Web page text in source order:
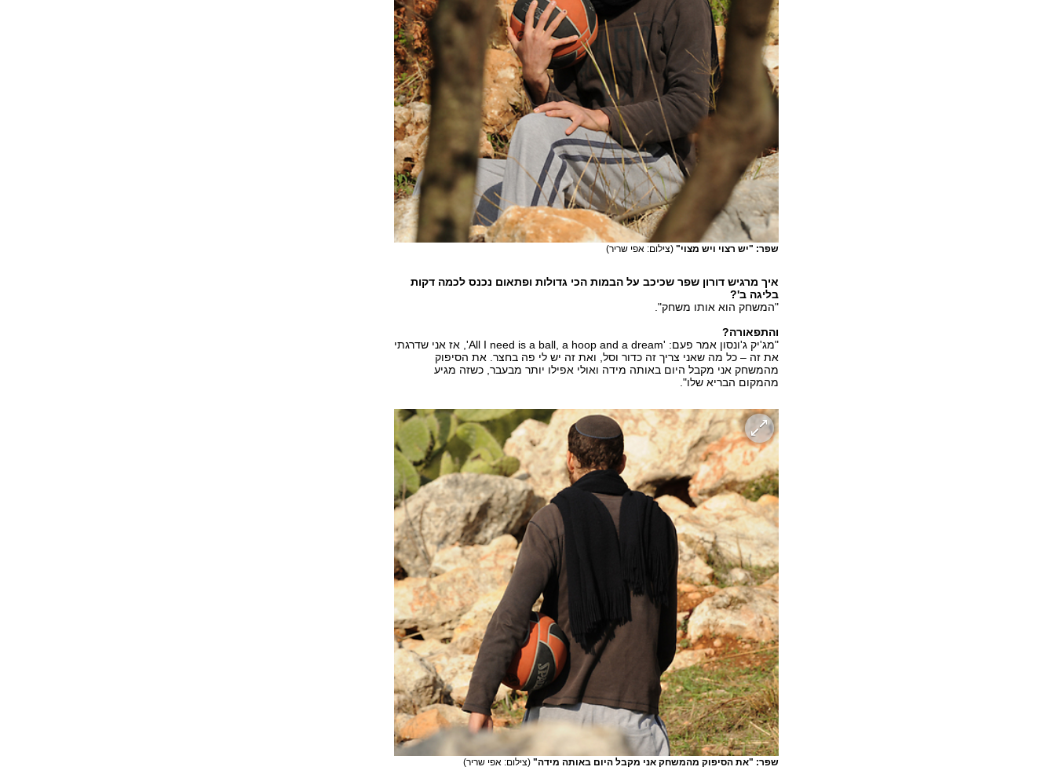
שפר: "יש רצוי ויש מצוי" (צילום: אפי שריר)
איך מרגיש דורון שפר שכיכב על הבמות הכי גדולות ופתאום נכנס לכמה דקות
בליגה ב'?
"המשחק הוא אותו משחק".
והתפאורה?
"מג'יק ג'ונסון אמר פעם: 'All I need is a ball, a hoop and a dream', אז אני שדרגתי
את זה – כל מה שאני צריך זה כדור וסל, ואת זה יש לי פה בחצר. את הסיפוק
מהמשחק אני מקבל היום באותה מידה ואולי אפילו יותר מבעבר, כשזה מגיע
מהמקום הבריא שלו".
שפר: "את הסיפוק מהמשחק אני מקבל היום באותה מידה" (צילום: אפי שריר)